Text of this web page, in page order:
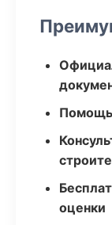
Помощь
оценки